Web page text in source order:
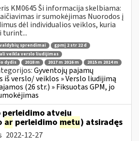
KM0645 Ši informacija skelbiama:
ir sumokėjimas Nuorodos į
dėl individualios veiklos, kuria
turint...
sprendimai
gpmį 2 str 22 d
veikla verslo liudijimas
dydis
2018 m 2017 m 2016 m 2015 m 2014 m
Gyventojų pajamų
iš verslo/ veiklos » Verslo liudijimą
(26 str.) » Fiksuotas GPM, jo
atveju
ar perleidimo metu) atsiradęs
2022-12-27